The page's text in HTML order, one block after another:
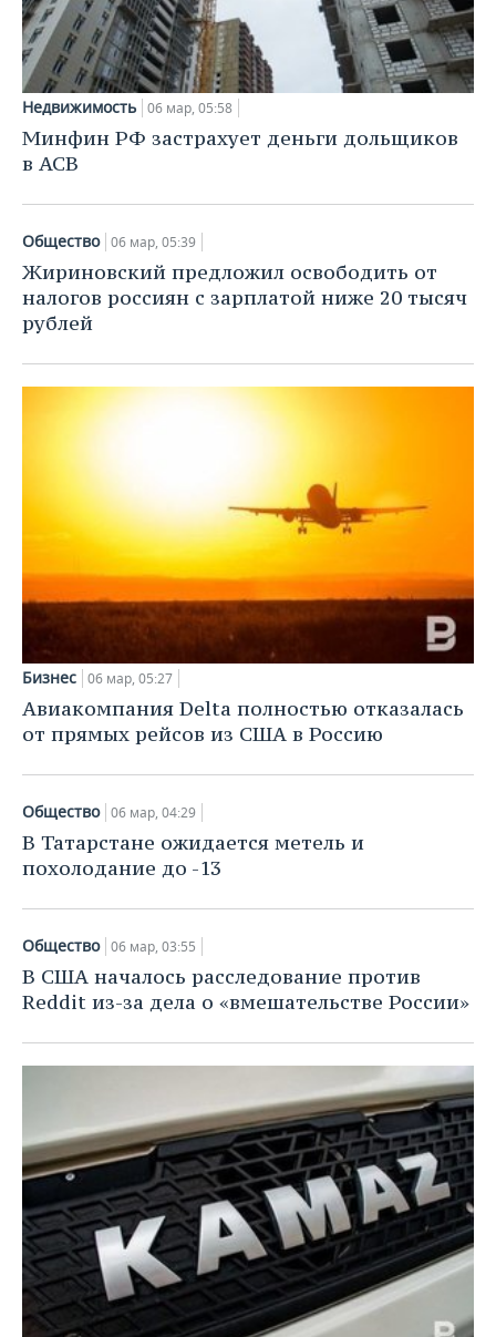
Недвижимость 06 мар, 05:58
Минфин РФ застрахует деньги дольщиков
в АСВ
Общество 06 мар, 05:39
Жириновский предложил освободить от
налогов россиян с зарплатой ниже 20 тысяч
рублей
Бизнес 06 мар, 05:27
Авиакомпания Delta полностью отказалась
от прямых рейсов из США в Россию
Общество 06 мар, 04:29
В Татарстане ожидается метель и
похолодание до -13
Общество 06 мар, 03:55
В США началось расследование против
Reddit из-за дела о «вмешательстве России»